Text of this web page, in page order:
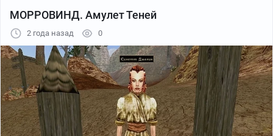
МОРРОВИНД. Амулет Теней
2 года назад 0